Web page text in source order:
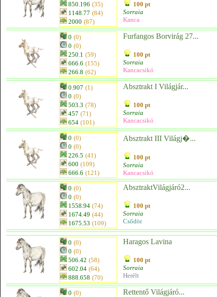
850.196 (35)
1148.77 (84)
2000 (87)
100 pt
Sorraia
Kanca
0 (0)
0 (0)
250.1 (59)
666.6 (155)
266.8 (62)
Furfangos Borvirág 27...
100 pt
Sorraia
Kancacsikó
0.907 (1)
0 (0)
503.3 (78)
457 (71)
654 (101)
Absztrakt I Világjár...
100 pt
Sorraia
Kancacsikó
0 (0)
0 (0)
226.5 (41)
600 (109)
666.6 (121)
Absztrakt III Világj�...
100 pt
Sorraia
Kancacsikó
0 (0)
0 (0)
1558.94 (74)
1674.49 (44)
1675.53 (109)
AbsztraktVilágjáró2...
100 pt
Sorraia
Csődör
0 (0)
0 (0)
506.42 (58)
602.04 (64)
888.658 (70)
Haragos Lavina
100 pt
Sorraia
Herélt
0 (0)
Rettentő Világjáró...